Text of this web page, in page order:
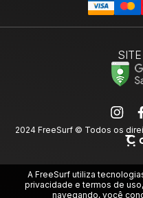
2024 FreeSurf © Todos os
A FreeSurf utiliza
privacidade e termos de
navegando, você